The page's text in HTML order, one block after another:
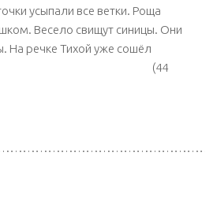
усыпали все ветки. Роща
Весело свищут синицы. Они
На речке Тихой уже сошёл
(44